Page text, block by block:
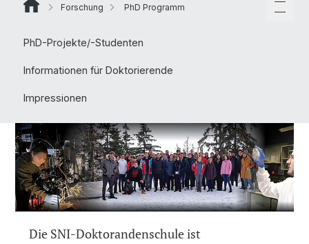
Forschung PhD Programm
PhD-Projekte/-Studenten
Informationen für Doktorierende
Impressionen
Die SNI-Doktorandenschule ist